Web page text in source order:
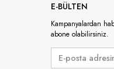
E-BÜLTEN
Kampanyalardan
abone olabilirsiniz.